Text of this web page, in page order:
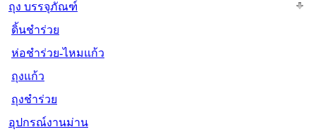
ถุง บรรจุภัณฑ์
ดิ้นชำร่วย
ห่อชำร่วย-ไหมแก้ว
ถุงแก้ว
ถุงชำร่วย
อุปกรณ์งานม่าน